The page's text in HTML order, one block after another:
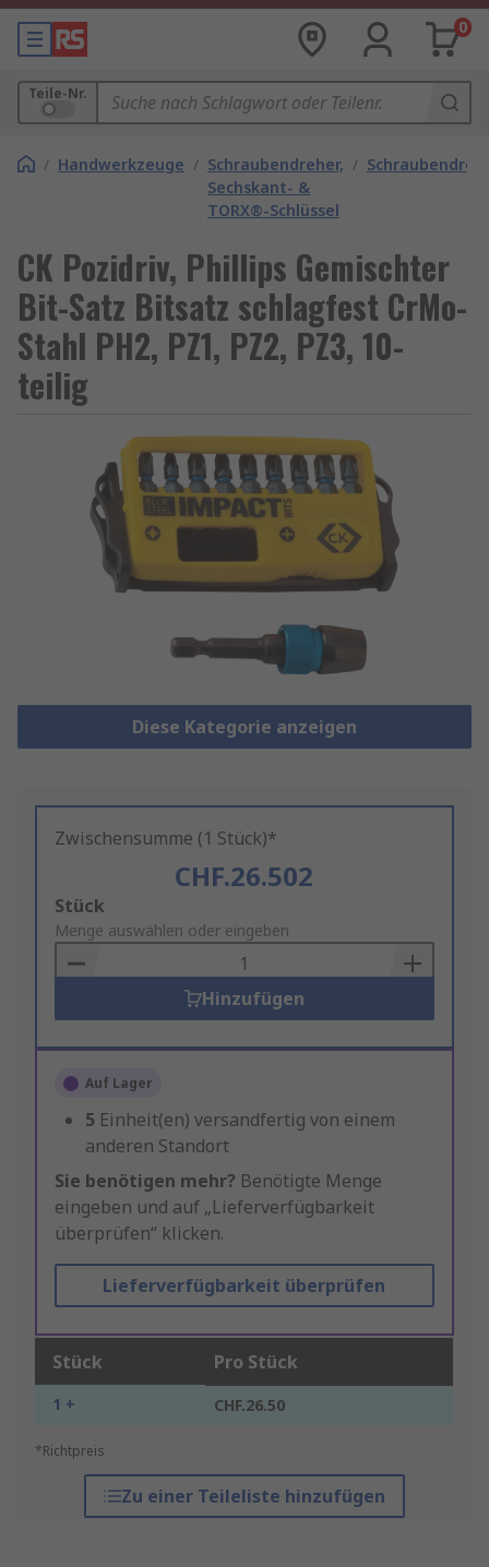
0
Teile-Nr.
/ Handwerkzeuge / Schraubendreher,
Sechskant- &
TORX®-Schlüssel
/
CK Pozidriv, Phillips Gemischter
Bit-Satz Bitsatz schlagfest CrMo-
Stahl PH2, PZ1, PZ2, PZ3, 10-
teilig
Diese Kategorie anzeigen
Zwischensumme (1 Stück)*
CHF.26.502
Add
to
Basket
Stück
Menge auswählen oder eingeben
Hinzufügen
Auf Lager
5 Einheit(en) versandfertig von einem
anderen Standort
Sie benötigen mehr? Benötigte Menge
eingeben und auf „Lieferverfügbarkeit
überprüfen“ klicken.
Lieferverfügbarkeit überprüfen
Stück Pro Stück
1 + CHF.26.50
*Richtpreis
Zu einer Teileliste hinzufügen